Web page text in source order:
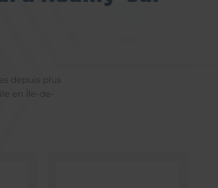
depuis plus
en Île-de-